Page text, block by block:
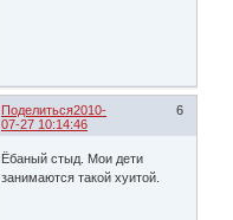
Поделиться 6
2010-
07-27 10:14:46
Ёбаный стыд. Мои дети
занимаются такой хуитой.